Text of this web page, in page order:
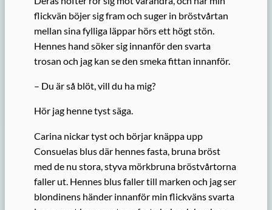
flickvän böjer sig fram och suger in bröstvårtan
mellan sina fylliga läppar hörs ett högt stön.
Hennes hand söker sig innanför den svarta
trosan och jag kan se den smeka fittan innanför.
– Du är så blöt, vill du ha mig?
Hör jag henne tyst säga.
Carina nickar tyst och börjar knäppa upp
Consuelas blus där hennes fasta, bruna bröst
med de nu stora, styva mörkbruna bröstvårtorna
faller ut. Hennes blus faller till marken och jag ser
blondinens händer innanför min flickväns svarta